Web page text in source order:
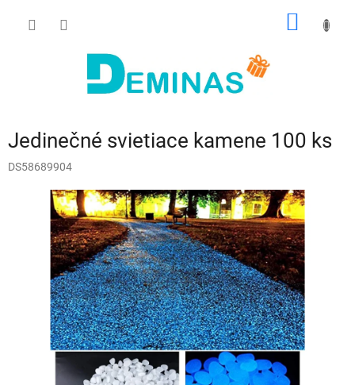
Jedinečné svietiace kamene 100 ks
DS58689904